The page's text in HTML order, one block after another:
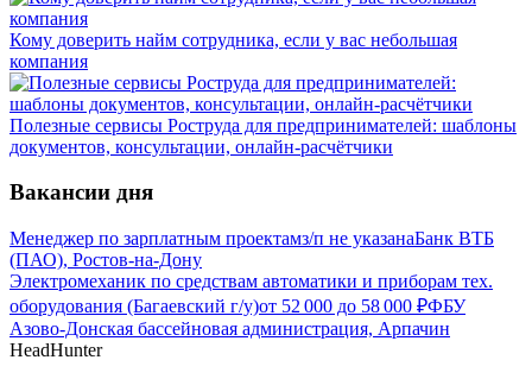
Кому доверить найм сотрудника, если у вас небольшая
компания
Полезные сервисы Роструда для предпринимателей: шаблоны
документов, консультации, онлайн-расчётчики
Вакансии дня
Менеджер по зарплатным проектамз/п не указанаБанк ВТБ
(ПАО), Ростов-на-Дону
Электромеханик по средствам автоматики и приборам тех.
оборудования (Багаевский г/у)от 52 000 до 58 000 ₽ФБУ
Азово-Донская бассейновая администрация, Арпачин
HeadHunter